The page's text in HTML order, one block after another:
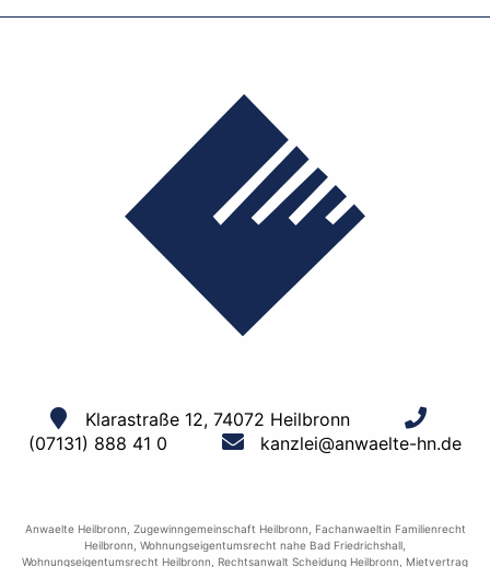
Klarastraße 12, 74072 Heilbronn
(07131) 888 41 0
kanzlei@anwaelte-hn.de
Anwaelte Heilbronn Zugewinngemeinschaft Heilbronn
Fachanwaeltin Familienrecht
Heilbronn Wohnungseigentumsrecht nahe Bad Friedrichshall
Wohnungseigentumsrecht Heilbronn
Rechtsanwalt Scheidung Heilbronn Mietvertrag